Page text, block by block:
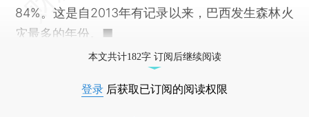
84%。这是自2013年有记录以来，巴西发生森林火
灾最多的年份。■
本文共计182字 订阅后继续阅读
登录 后获取已订阅的阅读权限